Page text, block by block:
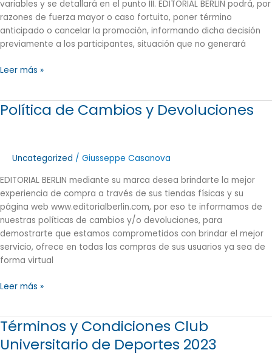
variables y se detallará en el punto III. EDITORIAL BERLIN podrá, por
razones de fuerza mayor o caso fortuito, poner término
anticipado o cancelar la promoción, informando dicha decisión
previamente a los participantes, situación que no generará
Leer más »
Política de Cambios y Devoluciones
Uncategorized / Giusseppe Casanova
EDITORIAL BERLIN mediante su marca desea brindarte la mejor
experiencia de compra a través de sus tiendas físicas y su
página web www.editorialberlin.com, por eso te informamos de
nuestras políticas de cambios y/o devoluciones, para
demostrarte que estamos comprometidos con brindar el mejor
servicio, ofrece en todas las compras de sus usuarios ya sea de
forma virtual
Política
Devoluciones
Leer más »
Términos y Condiciones Club
Universitario de Deportes 2023
Términos
Condiciones